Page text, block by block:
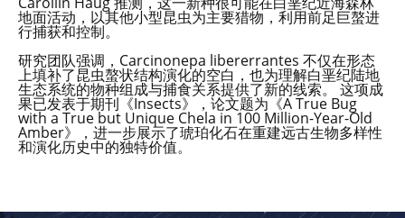
地面活动，以其他小型昆虫为主要猎物，利用前足巨螯进
行捕获和控制。
研究团队强调，Carcinonepa libererrantes 不仅在形态
上填补了昆虫螯状结构演化的空白，也为理解白垩纪陆地
生态系统的物种组成与捕食关系提供了新的线索。 这项成
果已发表于期刊《Insects》，论文题为《A True Bug
with a True but Unique Chela in 100 Million-Year-Old
Amber》，进一步展示了琥珀化石在重建远古生物多样性
和演化历史中的独特价值。